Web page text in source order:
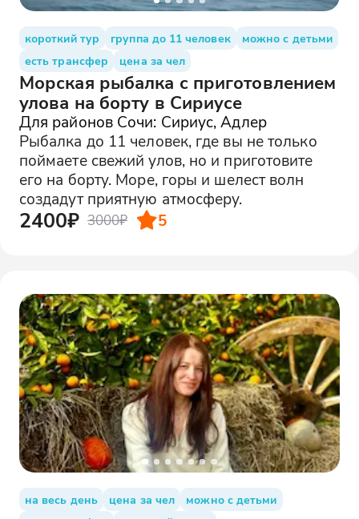
короткий тур группа до 11 человек
можно с детьми
есть трансфер
цена за чел
Морская рыбалка с приготовлением
улова на борту в Сириусе
Для районов Сочи: Сириус, Адлер
Рыбалка до 11 человек, где вы не только
поймаете свежий улов, но и приготовите
его на борту. Море, горы и шелест волн
создадут приятную атмосферу.
2400₽ 3000₽ 5
на весь день цена за чел
можно с детьми